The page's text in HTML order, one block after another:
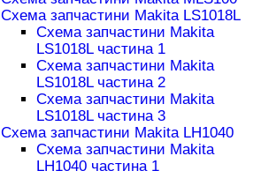
Схема запчастини Makita LS1018L
Схема запчастини Makita
LS1018L частина 1
Схема запчастини Makita
LS1018L частина 2
Схема запчастини Makita
LS1018L частина 3
Схема запчастини Makita LH1040
Схема запчастини Makita
LH1040 частина 1